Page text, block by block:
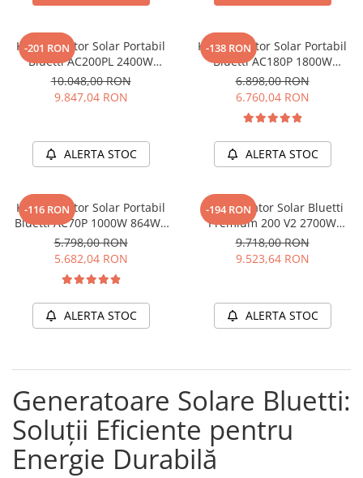
Componente sisteme de balcon
-201 RON
Kit Generator Solar Portabil
Bluetti AC200PL 2400W
2304Wh cu panou 200W
10.048,00 RON
9.847,04 RON
ALERTA STOC
-138 RON
Kit Generator Solar Portabil
Bluetti AC180P 1800W
1440Wh LifePO4 cu panou
200W
6.898,00 RON
6.760,04 RON
ALERTA STOC
-116 RON
Kit Generator Solar Portabil
Bluetti AC70P 1000W 864Wh
LifePO4 + panou 200W
5.798,00 RON
5.682,04 RON
ALERTA STOC
-194 RON
Kit Generator Solar Bluetti
Premium 200 V2 2700W
2074Wh + panou 200W
9.718,00 RON
9.523,64 RON
ALERTA STOC
Generatoare Solare Bluetti:
Soluții Eficiente pentru
Energie Durabilă